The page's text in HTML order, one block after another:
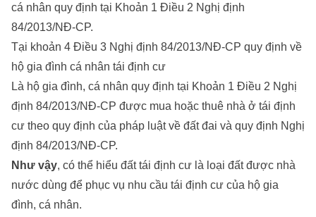
cá nhân quy định tại Khoản 1 Điều 2 Nghị định
84/2013/NĐ-CP.
Tại khoản 4 Điều 3 Nghị định 84/2013/NĐ-CP quy định về
hộ gia đình cá nhân tái định cư
Là hộ gia đình, cá nhân quy định tại Khoản 1 Điều 2 Nghị
định 84/2013/NĐ-CP được mua hoặc thuê nhà ở tái định
cư theo quy định của pháp luật về đất đai và quy định Nghị
định 84/2013/NĐ-CP.
Như vậy, có thể hiểu đất tái định cư là loại đất được nhà
nước dùng để phục vụ nhu cầu tái định cư của hộ gia
đình, cá nhân.